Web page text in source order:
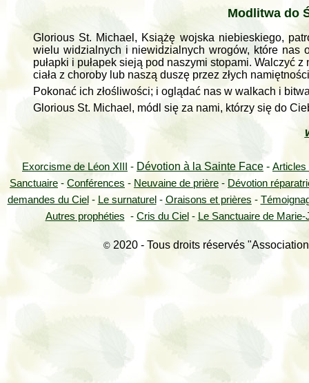
Modlitwa do
Glorious St. Michael, Książę wojska niebieskiego,
wielu widzialnych i niewidzialnych wrogów, które nas
pułapki i pułapek sieją pod naszymi stopami. Walczyć
ciała z choroby lub naszą duszę przez złych
Pokonać ich złośliwości; i oglądać nas w walkach i
Glorious St. Michael, módl się za nami, którzy się do
Exorcisme de Léon XIII - Dévotion à la Sainte Face - Articles
Sanctuaire - Conférences - Neuvaine de prière - Dévotion
demandes du Ciel - Le surnaturel - Oraisons et prières -
Autres prophéties - Cris du Ciel - Le Sanctuaire de Marie-
© 2020 - Tous droits réservés